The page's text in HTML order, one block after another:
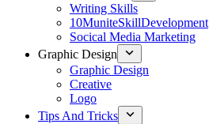
Writing Skills
10MuniteSkillDevelopment
Socical Media Marketing
Graphic Design
Graphic Design
Creative
Logo
Tips And Tricks